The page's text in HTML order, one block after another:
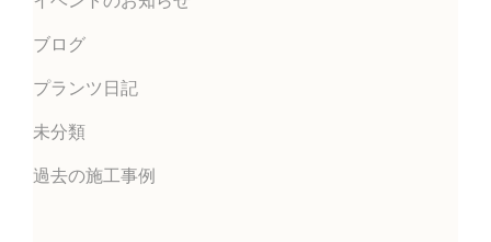
ブログ
プランツ日記
未分類
過去の施工事例